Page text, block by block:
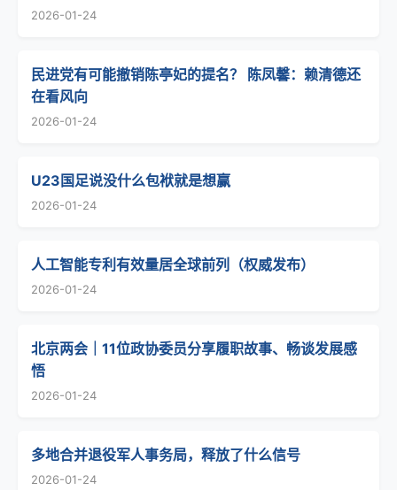
2026-01-24
民进党有可能撤销陈亭妃的提名？ 陈凤馨：赖清德还
在看风向
2026-01-24
U23国足说没什么包袱就是想赢
2026-01-24
人工智能专利有效量居全球前列（权威发布）
2026-01-24
北京两会｜11位政协委员分享履职故事、畅谈发展感
悟
2026-01-24
多地合并退役军人事务局，释放了什么信号
2026-01-24